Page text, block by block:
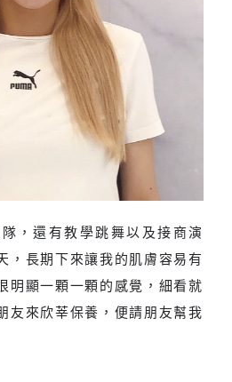
澤度不明顯
，還有教學跳舞以及接商演
，長期下來讓我的肌膚容易有
明顯一顆一顆的感覺，細看就
友來欣莘保養，便請朋友幫我